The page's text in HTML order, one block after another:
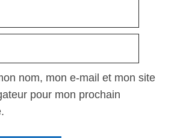
nom, mon e-mail et mon site
pour mon prochain